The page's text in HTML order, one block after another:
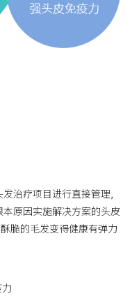
治疗项目进行直接管理,
原因实施解决方案的头皮
脆的毛发变得健康有弹力